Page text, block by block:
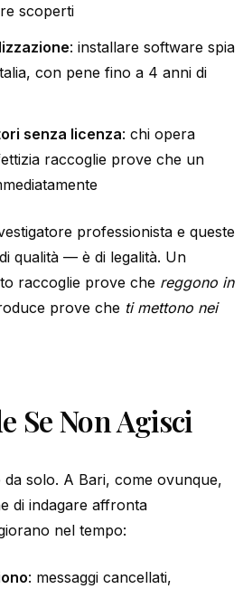
scoperti
: installare software spia
con pene fino a 4 anni di
senza licenza: chi opera
raccoglie prove che un
professionista e queste
qualità — è di legalità. Un
raccoglie prove che reggono in
prove che ti mettono nei
Se Non Agisci
solo. A Bari, come ovunque,
di indagare affronta
nel tempo:
: messaggi cancellati,